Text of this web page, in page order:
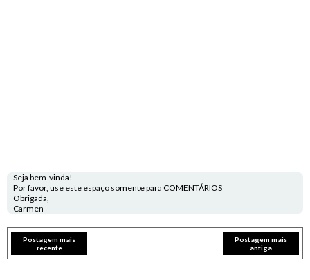
Seja bem-vinda!
Por favor, use este espaço somente para COMENTÁRIOS
Obrigada,
Carmen
Postagem mais
recente
Postagem mais
antiga